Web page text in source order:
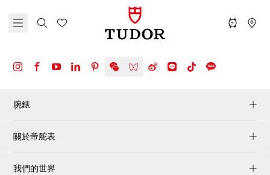
腕錶
關於帝舵表
我們的世界